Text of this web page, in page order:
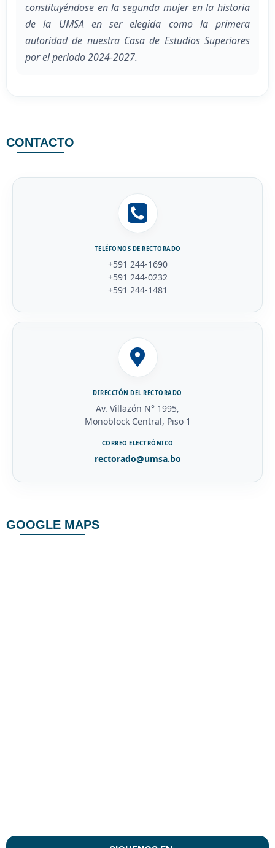
constituyéndose en la segunda mujer en la historia
de la UMSA en ser elegida como la primera
autoridad de nuestra Casa de Estudios Superiores
por el periodo 2024-2027.
CONTACTO
TELÉFONOS DE RECTORADO
+591 244-1690
+591 244-0232
+591 244-1481
DIRECCIÓN DEL RECTORADO
Av. Villazón N° 1995,
Monoblock Central, Piso 1
CORREO ELECTRÓNICO
rectorado@umsa.bo
GOOGLE MAPS